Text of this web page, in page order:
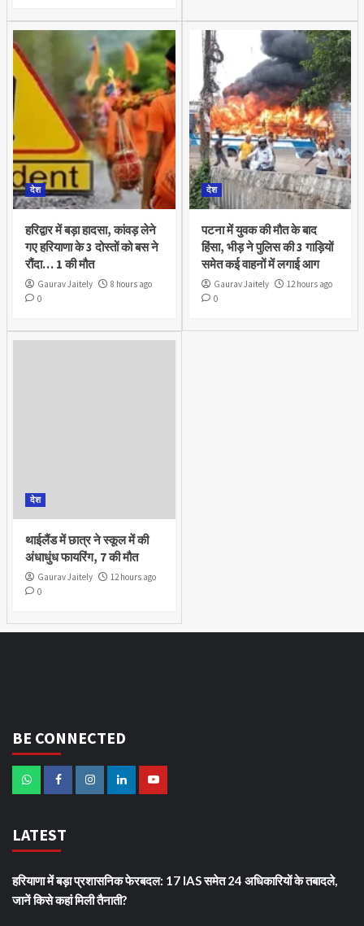
देश
हरिद्वार में बड़ा हादसा, कांवड़ लेने
गए हरियाणा के 3 दोस्तों को बस ने
रौंदा… 1 की मौत
Gaurav Jaitely
8 hours ago
0
देश
पटना में युवक की मौत के बाद
हिंसा, भीड़ ने पुलिस की 3 गाड़ियों
समेत कई वाहनों में लगाई आग
Gaurav Jaitely
12 hours ago
0
देश
थाईलैंड में छात्र ने स्कूल में की
अंधाधुंध फायरिंग, 7 की मौत
Gaurav Jaitely
12 hours ago
0
BE CONNECTED
LATEST
हरियाणा में बड़ा प्रशासनिक फेरबदल: 17 IAS समेत 24 अधिकारियों के तबादले,
जानें किसे कहां मिली तैनाती?